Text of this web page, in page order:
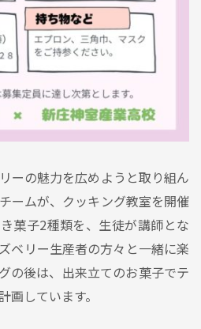
ーの魅力を広めようと取り組ん
ームが、クッキング教室を開催
菓子2種類を、生徒が講師とな
ベリー生産者の方々と一緒に楽
の後は、出来立てのお菓子でテ
画しています。